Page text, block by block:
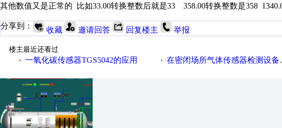
其他数值又是正常的 比如33.00转换整数后就是33 358.00转换整数是358
分享到： 收藏 邀请回答 回复楼主 举报
楼主最近还看过
· 一氧化碳传感器TGS5042的应用 · 在密闭场所气体传感器检测设备的应用